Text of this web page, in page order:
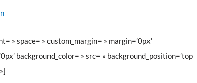
» space= » custom_margin= » margin=’0px’
background_color= » src= » background_position=’top